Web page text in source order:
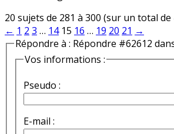
20 sujets de 281 à 300 (sur un total de
← 1 2 3 … 14 15 16 … 19 20 21 →
Répondre à : Répondre #62612
Vos informations :
Pseudo :
E-mail :